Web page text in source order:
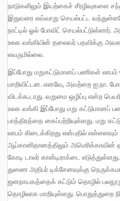
நாடுகளிலும் இயற்கைச் சீரழிவுகளை
இதுவரை எவ்வாறு செயல்பட்ட
நாட்டில் ஓல் போவிட் செயல்பட்டுள்ளார்.
உலக வங்கியின் தலைவர் பதவிக்கு
எவருமில்லை.
இப்போது மறுகட்டுமானப் பணிகள் லாபம் கொழிக்கும் தொழிலாக
மாறிவிட்டன. எனவே, அவற்றை ஐ.நா.
விடக்கூடாது. வறுமை ஒழிப்பு என்ற
உலக வங்கி இப்போது மறு கட்டுமானப்
பாத்திரத்தை கைப்பற்றியுள்ளது. மறு
லாபம் கிடைக்கிறது என்பதில்
ஆப்கானிதானத்திலும் அமெரிக்காவின்
கோடி டாலர் கான்டிராக்டை
துணை அதிபர் டிக்சேனவுக்கு
ஜனநாயகத்தைக் கட்டும் தொழில் பலநூறு
தொழிலாக மாறியுள்ளது. பொதுத்துறை